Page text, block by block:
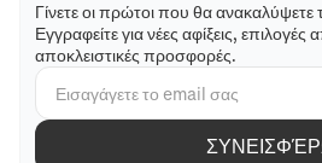
Γίνετε οι πρώτοι που θα ανακαλύψετε
Εγγραφείτε για νέες αφίξεις, επιλογές
αποκλειστικές προσφορές.